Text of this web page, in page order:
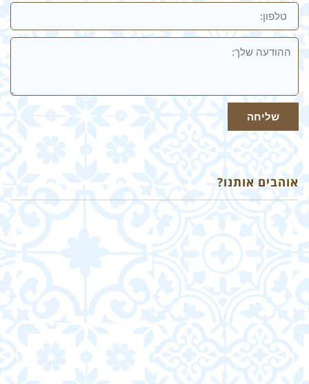
טלפון:
ההודעה
שלך
שליחה
אוהבים אותנו?